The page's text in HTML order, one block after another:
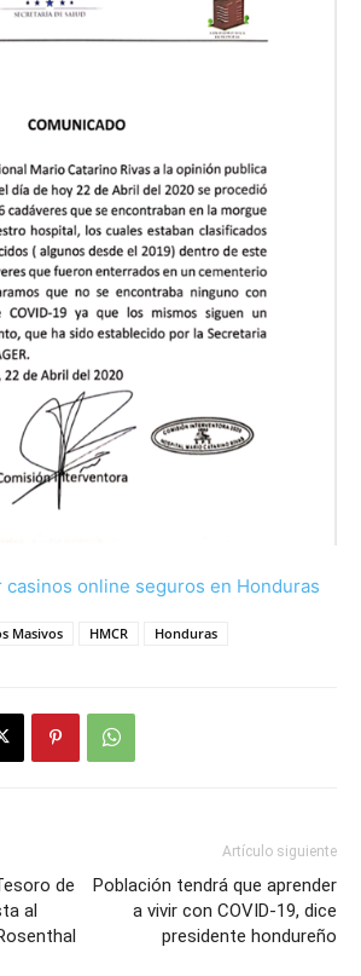
casinos online seguros en Honduras
Masivos HMCR Honduras
de
al
Artículo siguiente
Población tendrá que aprender
a vivir con COVID-19, dice
presidente hondureño